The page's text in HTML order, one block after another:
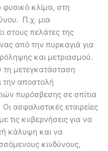
φυσικό κλίμα, στη
Π.χ. μια
στους πελάτες της
από την πυρκαγιά για
και μετριασμού.
τη μετεγκατάσταση
την αποστολή
πυρόσβεσης σε σπίτια
ασφαλιστικές εταιρείες
τις κυβερνήσεις για να
κάλυψη και να
κινδύνους,